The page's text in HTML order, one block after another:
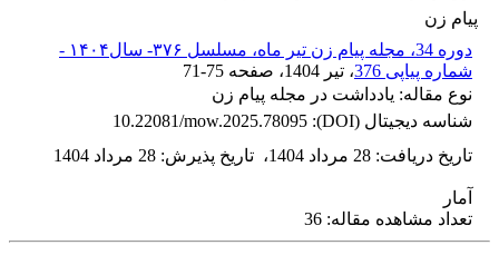
پیام زن
دوره 34، مجله پیام زن تیر ماه، مسلسل ۳۷۶- سال۱۴۰۴ -
شماره پیاپی 376
، تیر 1404 ، صفحه 71-75
نوع مقاله: یادداشت در مجله پیام زن
شناسه دیجیتال (DOI):
10.22081/mow.2025.78095
تاریخ دریافت: 28 مرداد 1404 ، تاریخ پذیرش: 28 مرداد 1404
آمار
تعداد مشاهده مقاله: 36